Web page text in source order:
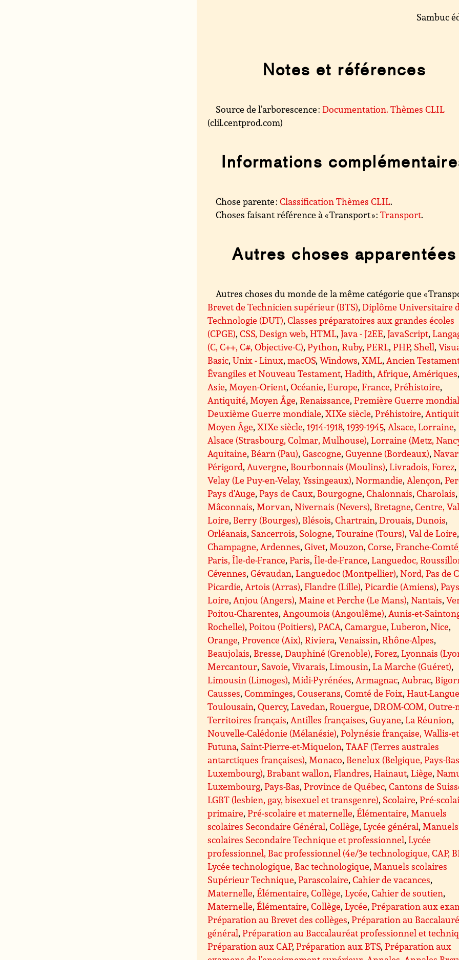
Sambuc
Notes et références
Source de l’arborescence :Documentation. Thèmes CLIL
(clil.centprod.com)
Informations
Chose parente :Classification Thèmes CLIL.
Choses faisant référence à « Transport » :Transport.
Autres choses apparentées
Autres choses du monde de la même catégorie que «
Brevet de Technicien supérieur (BTS),Diplôme Universitaire
Technologie (DUT),Classes préparatoires aux grandes écoles
(CPGE),CSS, Design web,HTML,Java - J2EE,JavaScript,
(C, C++, C#, Objective-C),Python,Ruby,PERL,PHP, Shell,
Basic,Unix - Linux,macOS,Windows,XML, Ancien
Évangiles et Nouveau Testament,Hadith, Afrique, Amériques
Asie, Moyen-Orient,Océanie,Europe,France,Préhistoire,
Antiquité, Moyen Âge,Renaissance,Première Guerre
Deuxième Guerre mondiale,XIXe siècle,Préhistoire,
Moyen Âge,XIXe siècle,1914-1918,1939-1945, Alsace, Lorraine,
Alsace (Strasbourg, Colmar, Mulhouse),Lorraine (Metz,
Aquitaine, Béarn (Pau),Gascogne,Guyenne (Bordeaux),
Périgord, Auvergne, Bourbonnais (Moulins),Livradois, Forez,
Velay (Le Puy-en-Velay, Yssingeaux),Normandie, Alençon,
Pays d’Auge,Pays de Caux, Bourgogne,Chalonnais,Charolais,
Mâconnais, Morvan,Nivernais (Nevers), Bretagne,Centre,
Loire, Berry (Bourges), Blésois,Chartrain,Drouais,Dunois,
Orléanais, Sancerrois, Sologne,Touraine (Tours),Val de Loire,
Champagne, Ardennes,Givet, Mouzon,Corse,Franche-Comté
Paris, Île-de-France,Paris,Île-de-France,Languedoc,
Cévennes,Gévaudan,Languedoc (Montpellier),Nord, Pas de
Picardie, Artois (Arras),Flandre (Lille),Picardie (Amiens),
Loire, Anjou (Angers), Maine et Perche (Le Mans),Nantais,
Poitou-Charentes, Angoumois (Angoulême), Aunis-et-
Rochelle),Poitou (Poitiers),PACA,Camargue,Luberon,Nice,
Orange,Provence (Aix),Riviera,Venaissin,Rhône-Alpes,
Beaujolais, Bresse,Dauphiné (Grenoble),Forez,Lyonnais
Mercantour, Savoie,Vivarais,Limousin,La Marche (Guéret),
Limousin (Limoges), Midi-Pyrénées, Armagnac, Aubrac,
Causses,Comminges,Couserans,Comté de Foix,Haut-
Toulousain,Quercy,Lavedan,Rouergue,DROM-COM, Outre-
Territoires français, Antilles françaises,Guyane,La Réunion,
Nouvelle-Calédonie (Mélanésie),Polynésie française, Wallis-
Futuna, Saint-Pierre-et-Miquelon,TAAF (Terres australes
antarctiques françaises), Monaco, Benelux (Belgique, Pays-
Luxembourg), Brabant wallon,Flandres,Hainaut,Liège,
Luxembourg,Pays-Bas,Province de Québec,Cantons de
LGBT (lesbien, gay, bisexuel et transgenre), Scolaire,Pré-
primaire,Pré-scolaire et maternelle,Élémentaire, Manuels
scolaires Secondaire Général,Collège,Lycée général, Manuels
scolaires Secondaire Technique et professionnel,Lycée
professionnel, Bac professionnel (4e/3e technologique, CAP,
Lycée technologique, Bac technologique, Manuels scolaires
Supérieur Technique,Parascolaire,Cahier de vacances,
Maternelle,Élémentaire,Collège,Lycée,Cahier de soutien,
Maternelle,Élémentaire,Collège,Lycée,Préparation aux
Préparation au Brevet des collèges,Préparation au
général,Préparation au Baccalauréat professionnel et
Préparation aux CAP,Préparation aux BTS,Préparation aux